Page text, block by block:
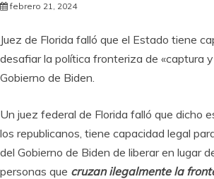
febrero 21, 2024
Juez de Florida falló que el Estado tiene
desafiar la política fronteriza de «captura
Gobierno de Biden.
Un juez federal de Florida falló que dicho
los republicanos, tiene capacidad legal
del Gobierno de Biden de liberar en lugar
personas que cruzan ilegalmente la